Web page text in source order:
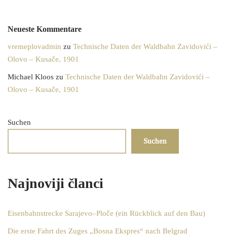
Neueste Kommentare
vremeplovadmin zu Technische Daten der Waldbahn Zavidovići –
Olovo – Kusače, 1901
Michael Kloos zu Technische Daten der Waldbahn Zavidovići –
Olovo – Kusače, 1901
Suchen
Suchen
Najnoviji članci
Eisenbahnstrecke Sarajevo–Ploče (ein Rückblick auf den Bau)
Die erste Fahrt des Zuges „Bosna Ekspres“ nach Belgrad